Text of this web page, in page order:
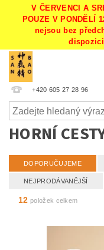
V ČERVENCI A
POUZE V PONDĚLÍ
nejsou bez
+420 605 27 28 96
HORNÍ
DOPORUČUJEME
NEJPRODÁVANĚJŠÍ
12 položek celkem